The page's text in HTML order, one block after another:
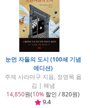
눈먼 자들의 도시 (100쇄 기념
에디션)
주제 사라마구 지음, 정영목 옮
김 | 해냄
14,850원(10% 할인 / 820원)
9.4